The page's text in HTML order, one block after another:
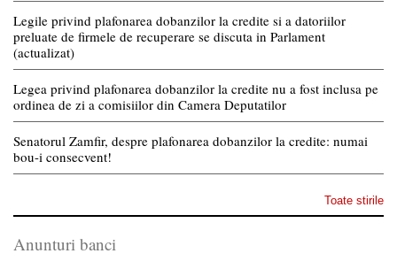
Legile privind plafonarea dobanzilor la credite si a datoriilor
preluate de firmele de recuperare se discuta in Parlament
(actualizat)
Legea privind plafonarea dobanzilor la credite nu a fost inclusa pe
ordinea de zi a comisiilor din Camera Deputatilor
Senatorul Zamfir, despre plafonarea dobanzilor la credite: numai
bou-i consecvent!
Toate stirile
Anunturi banci